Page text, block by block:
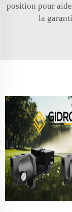
position pour
la